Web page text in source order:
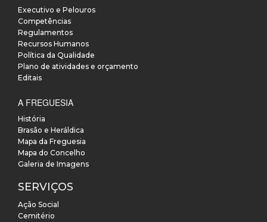
Executivo e Pelouros
Competências
Regulamentos
Recursos Humanos
Política da Qualidade
Plano de atividades e orçamento
Editais
A FREGUESIA
História
Brasão e Heráldica
Mapa da Freguesia
Mapa do Concelho
Galeria de Imagens
SERVIÇOS
Ação Social
Cemitério